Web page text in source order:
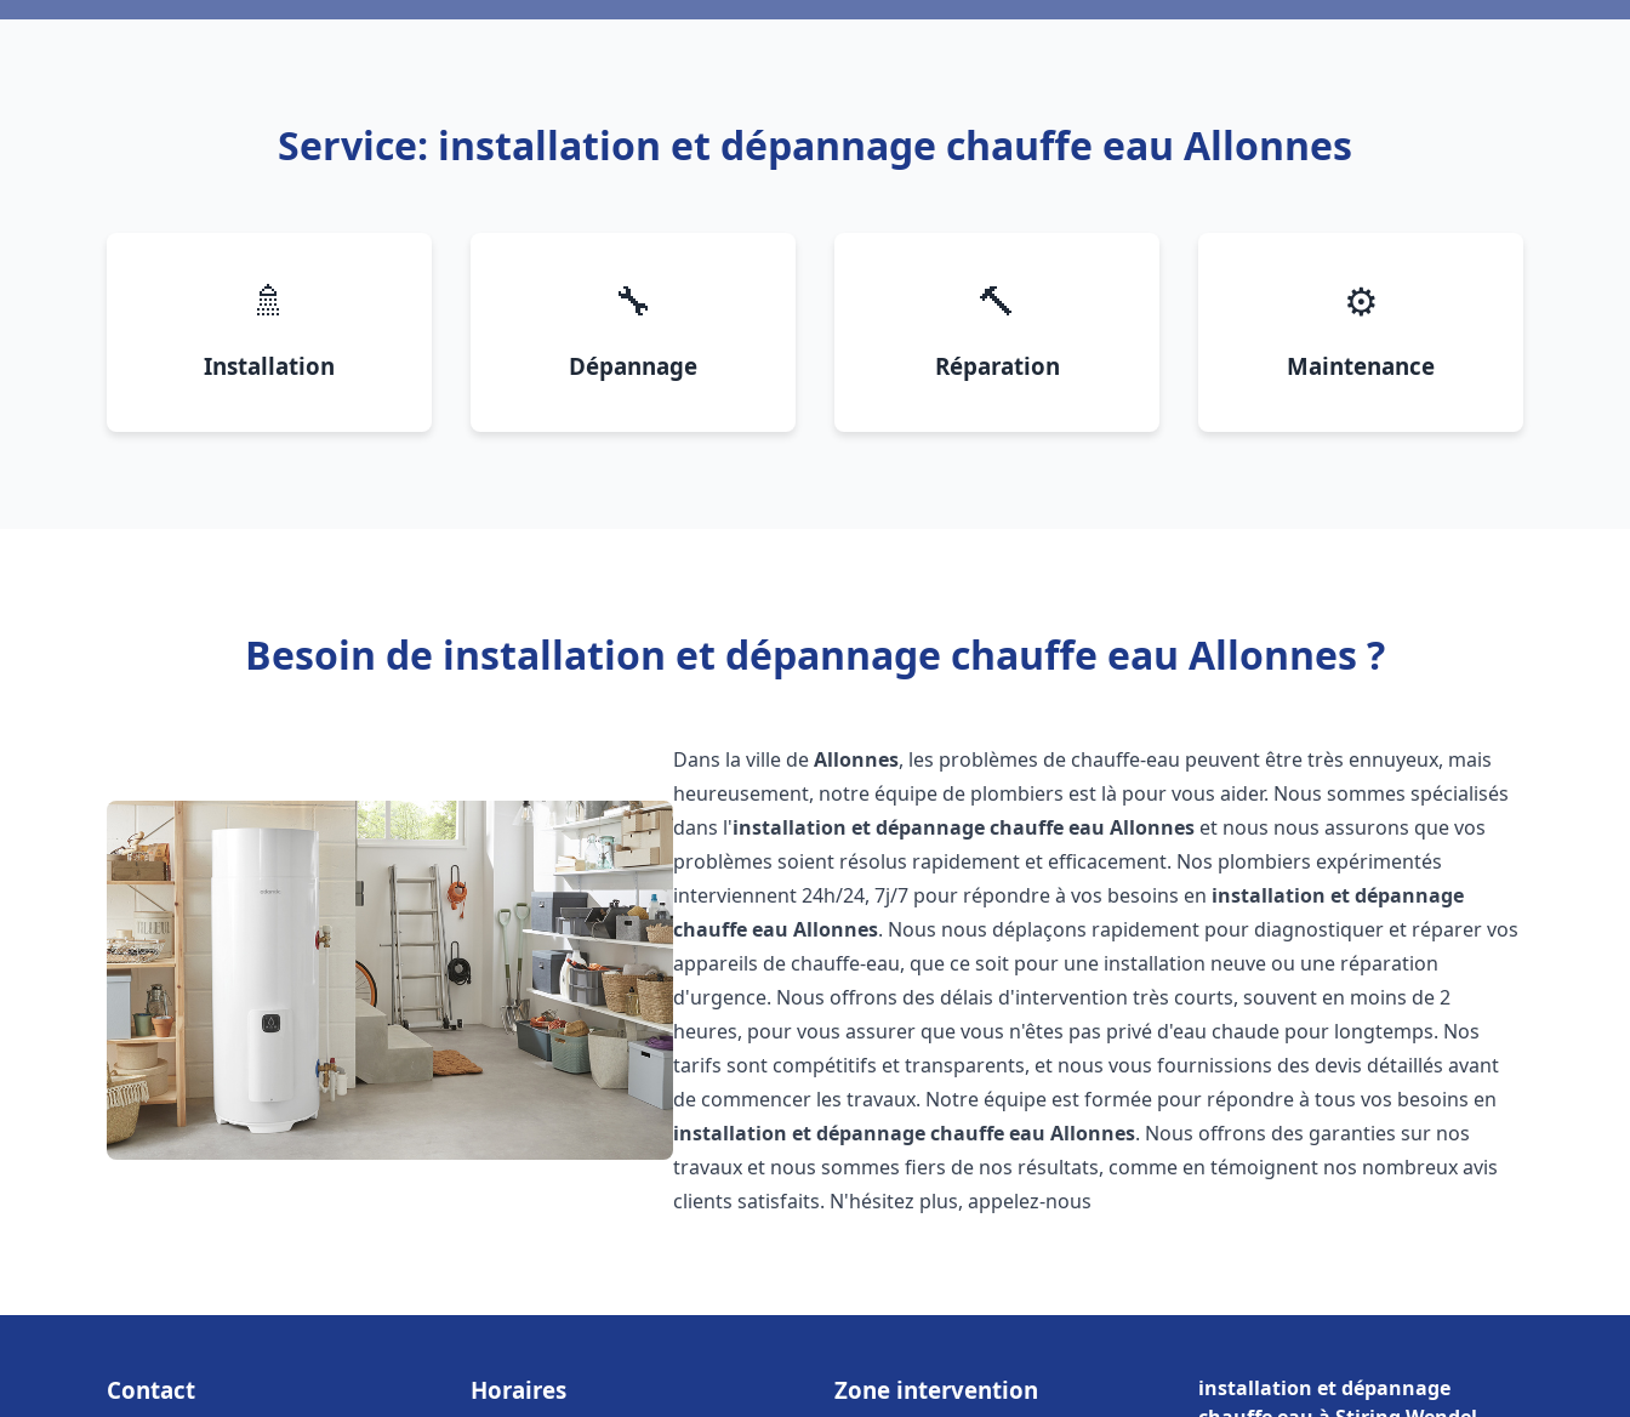
Service: installation et dépannage chauffe eau Allonnes
🚿
Installation
🔧
Dépannage
🔨
Réparation
⚙️
Maintenance
Besoin de installation et dépannage chauffe eau Allonnes ?
Dans la ville deAllonnes, les problèmes de chauffe-eau peuvent être très ennuyeux, mais
heureusement, notre équipe de plombiers est là pour vous aider. Nous sommes spécialisés
dans l'installation et dépannage chauffe eau Allonnes et nous nous assurons que vos
problèmes soient résolus rapidement et efficacement. Nos plombiers expérimentés
interviennent 24h/24, 7j/7 pour répondre à vos besoins en installation et dépannage
chauffe eau Allonnes. Nous nous déplaçons rapidement pour diagnostiquer et réparer vos
appareils de chauffe-eau, que ce soit pour une installation neuve ou une réparation
d'urgence. Nous offrons des délais d'intervention très courts, souvent en moins de 2
heures, pour vous assurer que vous n'êtes pas privé d'eau chaude pour longtemps. Nos
tarifs sont compétitifs et transparents, et nous vous fournissions des devis détaillés avant
de commencer les travaux. Notre équipe est formée pour répondre à tous vos besoins en
installation et dépannage chauffe eau Allonnes. Nous offrons des garanties sur nos
travaux et nous sommes fiers de nos résultats, comme en témoignent nos nombreux avis
clients satisfaits. N'hésitez plus, appelez-nous
Contact Horaires Zone intervention
installation et dépannage